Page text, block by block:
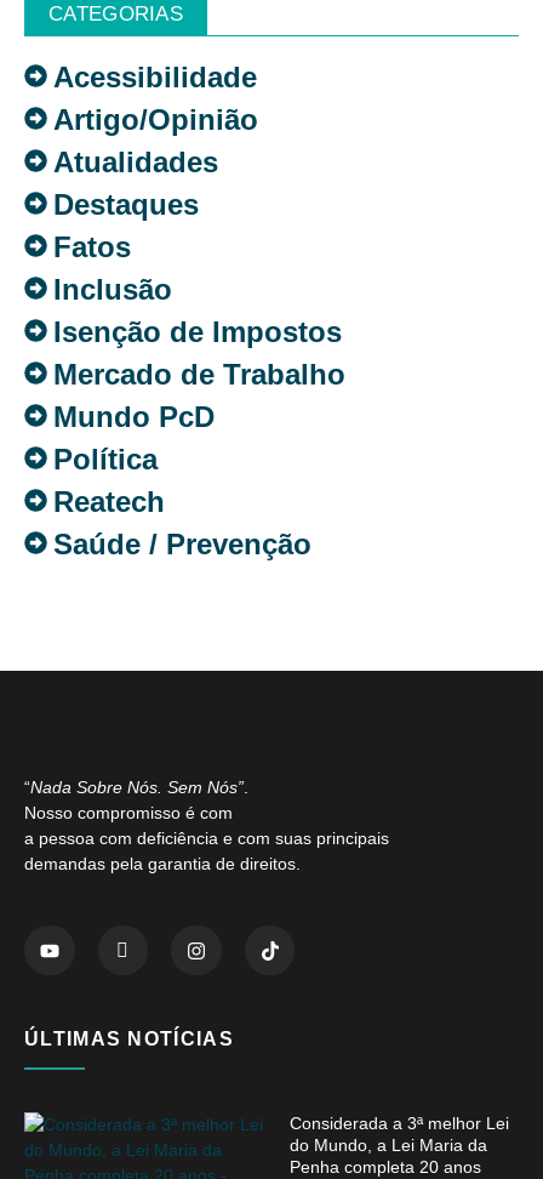
CATEGORIAS
Acessibilidade
Artigo/Opinião
Atualidades
Destaques
Fatos
Inclusão
Isenção de Impostos
Mercado de Trabalho
Mundo PcD
Política
Reatech
Saúde / Prevenção
“Nada Sobre Nós. Sem Nós”
Nosso compromisso é com
a pessoa com deficiência e com suas principais
demandas pela garantia de direitos.
ÚLTIMAS NOTÍCIAS
Considerada a 3ª melhor Lei
do Mundo, a Lei Maria da
Penha completa 20 anos